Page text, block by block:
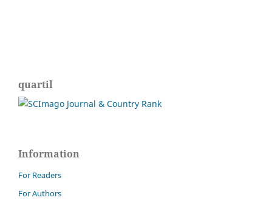
quartil
Information
For Readers
For Authors